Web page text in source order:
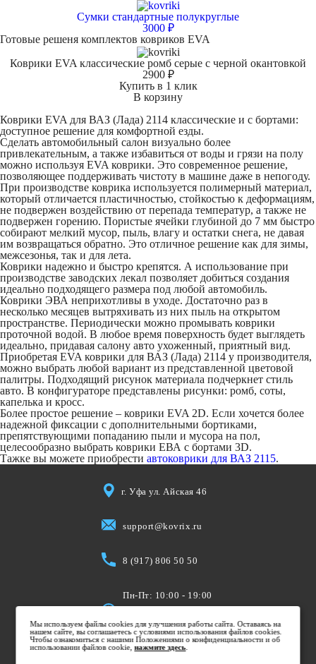
Сумки стандартные полукруглые
3000 ₽
Готовые решеня комплектов ковриков EVA
Коврики EVA классические ромб серые с черной окантовкой
2900 ₽
Купить в 1 клик
В корзину
Коврики EVA для ВАЗ (Лада) 2114 классические и с бортами:
доступное решение для комфортной езды.
Сделать автомобильный салон визуально более
привлекательным, а также избавиться от воды и грязи на полу
можно используя EVA коврики. Это современное решение,
позволяющее поддерживать чистоту в машине даже в непогоду.
При производстве коврика используется полимерный материал,
который отличается пластичностью, стойкостью к деформациям,
не подвержен воздействию от перепада температур, а также не
подвержен горению. Пористые ячейки глубиной до 7 мм быстро
собирают мелкий мусор, пыль, влагу и остатки снега, не давая
им возвращаться обратно. Это отличное решение как для зимы,
межсезонья, так и для лета.
Коврики надежно и быстро крепятся. А использование при
производстве заводских лекал позволяет добиться создания
идеально подходящего размера под любой автомобиль.
Коврики ЭВА неприхотливы в уходе. Достаточно раз в
несколько месяцев вытряхивать из них пыль на открытом
пространстве. Периодически можно промывать коврики
проточной водой. В любое время поверхность будет выглядеть
идеально, придавая салону авто ухоженный, приятный вид.
Приобретая EVA коврики для ВАЗ (Лада) 2114 у производителя,
можно выбрать любой вариант из представленной цветовой
палитры. Подходящий рисунок материала подчеркнет стиль
авто. В конфигураторе представлены рисунки: ромб, соты,
капелька и кросс.
Более простое решение – коврики EVA 2D. Если хочется более
надежной фиксации с дополнительными бортиками,
препятствующими попаданию пыли и мусора на пол,
целесообразно выбрать коврики ЕВА с бортами 3D.
Тажке вы можете приобрести автоковрики для ВАЗ 2115.
г. Уфа ул. Айская 46
support@kovrix.ru
8 (917) 806 50 50
Пн-Пт: 10:00 - 19:00
Вс: Выходной
Мы используем файлы cookies для улучшения работы сайта. Оставаясь на
нашем сайте, вы соглашаетесь с условиями использования файлов cookies.
Чтобы ознакомиться с нашими Положениями о конфиденциальности и об
использовании файлов cookie,нажмите здесь.